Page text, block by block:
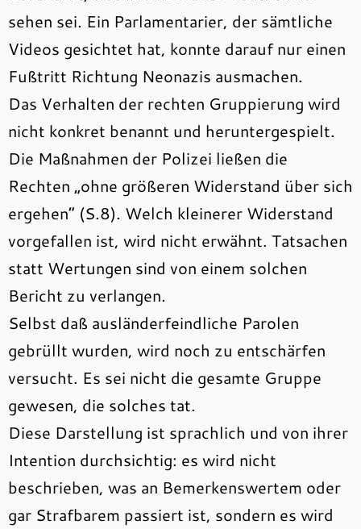
sehen sei. Ein Parlamentarier, der sämtliche
Videos gesichtet hat, konnte darauf nur einen
Fußtritt Richtung Neonazis ausmachen.
Das Verhalten der rechten Gruppierung wird
nicht konkret benannt und heruntergespielt.
Die Maßnahmen der Polizei ließen die
Rechten „ohne größeren Widerstand über sich
ergehen“ (S.8). Welch kleinerer Widerstand
vorgefallen ist, wird nicht erwähnt. Tatsachen
statt Wertungen sind von einem solchen
Bericht zu verlangen.
Selbst daß ausländerfeindliche Parolen
gebrüllt wurden, wird noch zu entschärfen
versucht. Es sei nicht die gesamte Gruppe
gewesen, die solches tat.
Diese Darstellung ist sprachlich und von ihrer
Intention durchsichtig: es wird nicht
beschrieben, was an Bemerkenswertem oder
gar Strafbarem passiert ist, sondern es wird